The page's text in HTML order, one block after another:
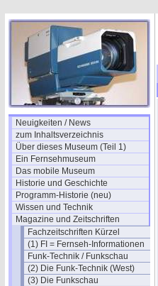
Neuigkeiten / News
zum Inhaltsverzeichnis
Über dieses Museum (Teil 1)
Ein Fernsehmuseum
Das mobile Museum
Historie und Geschichte
Programm-Historie (neu)
Wissen und Technik
Magazine und Zeitschriften
Fachzeitschriften Kürzel
(1) FI = Fernseh-Informationen
Funk-Technik / Funkschau
(2) Die Funk-Technik (West)
(3) Die Funkschau